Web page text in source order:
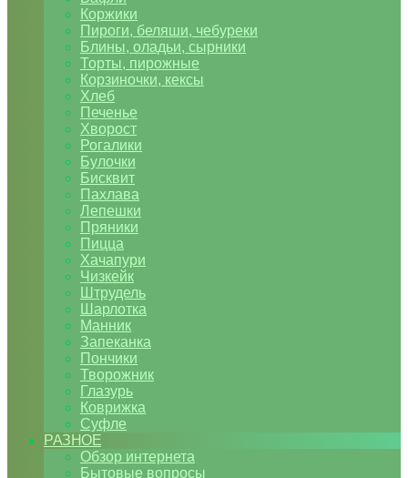
Коржики
Пироги, беляши, чебуреки
Блины, оладьи, сырники
Торты, пирожные
Корзиночки, кексы
Хлеб
Печенье
Хворост
Рогалики
Булочки
Бисквит
Пахлава
Лепешки
Пряники
Пицца
Хачапури
Чизкейк
Штрудель
Шарлотка
Манник
Запеканка
Пончики
Творожник
Глазурь
Коврижка
Суфле
РАЗНОЕ
Обзор интернета
Бытовые вопросы